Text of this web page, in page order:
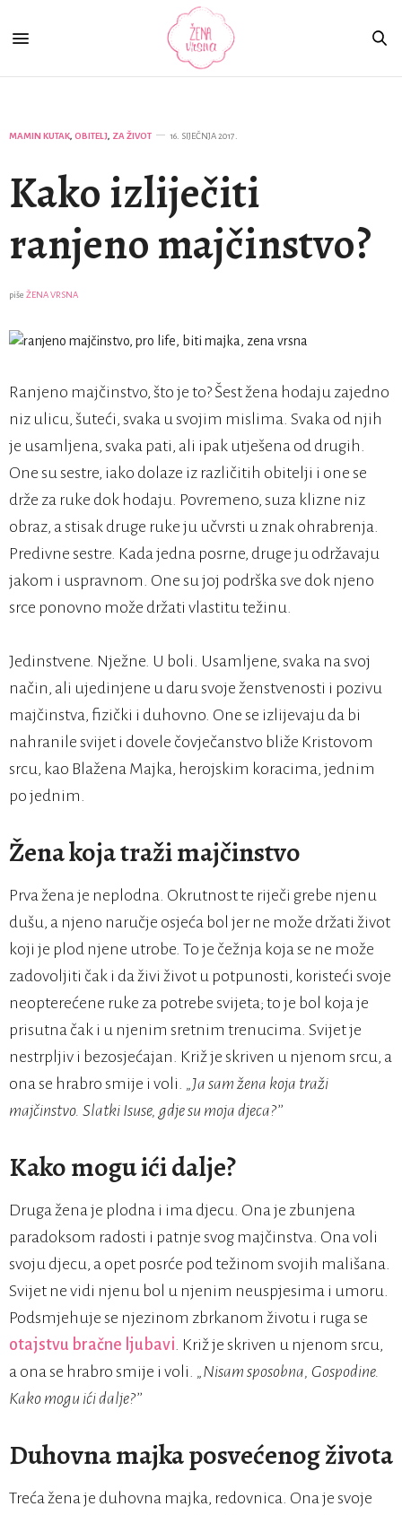
MAMIN KUTAK, OBITELJ, ZA ŽIVOT 16. SIJEČNJA 2017.
Kako izliječiti
ranjeno majčinstvo?
piše ŽENA VRSNA
Ranjeno majčinstvo, što je to? Šest žena hodaju zajedno
niz ulicu, šuteći, svaka u svojim mislima. Svaka od njih
je usamljena, svaka pati, ali ipak utješena od drugih.
One su sestre, iako dolaze iz različitih obitelji i one se
drže za ruke dok hodaju. Povremeno, suza klizne niz
obraz, a stisak druge ruke ju učvrsti u znak ohrabrenja.
Predivne sestre. Kada jedna posrne, druge ju održavaju
jakom i uspravnom. One su joj podrška sve dok njeno
srce ponovno može držati vlastitu težinu.
Jedinstvene. Nježne. U boli. Usamljene, svaka na svoj
način, ali ujedinjene u daru svoje ženstvenosti i pozivu
majčinstva, fizički i duhovno. One se izlijevaju da bi
nahranile svijet i dovele čovječanstvo bliže Kristovom
srcu, kao Blažena Majka, herojskim koracima, jednim
po jednim.
Žena koja traži majčinstvo
Prva žena je neplodna. Okrutnost te riječi grebe njenu
dušu, a njeno naručje osjeća bol jer ne može držati život
koji je plod njene utrobe. To je čežnja koja se ne može
zadovoljiti čak i da živi život u potpunosti, koristeći svoje
neopterećene ruke za potrebe svijeta; to je bol koja je
prisutna čak i u njenim sretnim trenucima. Svijet je
nestrpljiv i bezosjećajan. Križ je skriven u njenom srcu, a
ona se hrabro smije i voli. „Ja sam žena koja traži
majčinstvo. Slatki Isuse, gdje su moja djeca?’’
Kako mogu ići dalje?
Druga žena je plodna i ima djecu. Ona je zbunjena
paradoksom radosti i patnje svog majčinstva. Ona voli
svoju djecu, a opet posrće pod težinom svojih mališana.
Svijet ne vidi njenu bol u njenim neuspjesima i umoru.
Podsmjehuje se njezinom zbrkanom životu i ruga se
otajstvu bračne ljubavi. Križ je skriven u njenom srcu,
a ona se hrabro smije i voli. „Nisam sposobna, Gospodine.
Kako mogu ići dalje?’’
Duhovna majka posvećenog života
Treća žena je duhovna majka, redovnica. Ona je svoje